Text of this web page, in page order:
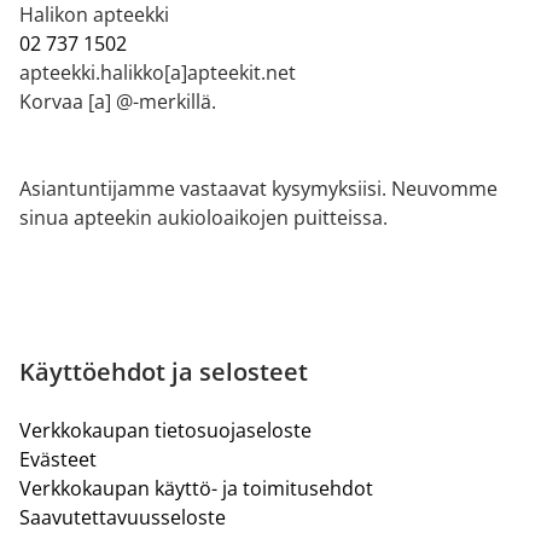
Halikon apteekki
02 737 1502
apteekki.halikko[a]apteekit.net
Korvaa [a] @-merkillä.
Asiantuntijamme vastaavat kysymyksiisi. Neuvomme
sinua apteekin aukioloaikojen puitteissa.
Käyttöehdot ja selosteet
Verkkokaupan tietosuojaseloste
Evästeet
Verkkokaupan käyttö- ja toimitusehdot
Saavutettavuusseloste